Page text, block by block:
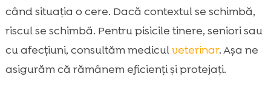
când situația o cere. Dacă contextul se schimbă,
riscul se schimbă. Pentru pisicile tinere, seniori sau
cu afecțiuni, consultăm mediculveterinar. Așa ne
asigurăm că rămânem eficienți și protejați.